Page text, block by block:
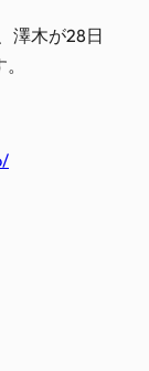
澤木が28日